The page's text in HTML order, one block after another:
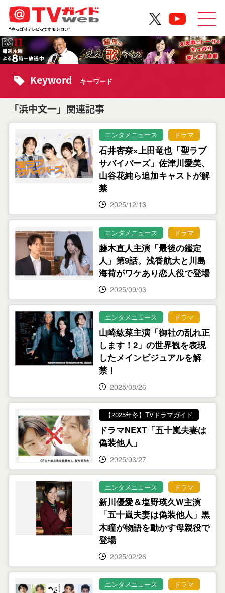
Keyword キーワード
「浜中文一」関連記事
エンタメニュース ドラマ
石井杏奈×上田竜也「聖ラブ
サバイバーズ」佐津川愛美、
山谷花純ら追加キャストが解
禁
2025/12/13
エンタメニュース ドラマ
藤木直人主演「最後の鑑定
人」第9話。浅香航大と川島
海荷がワケあり恋人役で登場
2025/09/03
エンタメニュース ドラマ
山崎紘菜主演「御社の乱れ正
します！2」の世界観を表現
したメインビジュアルを解
禁！
2025/08/26
【2025年冬】TVドラマガイド
ドラマNEXT「五十嵐夫妻は
偽装他人」
2025/03/27
エンタメニュース ドラマ
新川優愛＆塩野瑛久W主演
「五十嵐夫妻は偽装他人」黒
木瞳が物語を動かす母親役で
登場
2025/02/26
エンタメニュース ドラマ